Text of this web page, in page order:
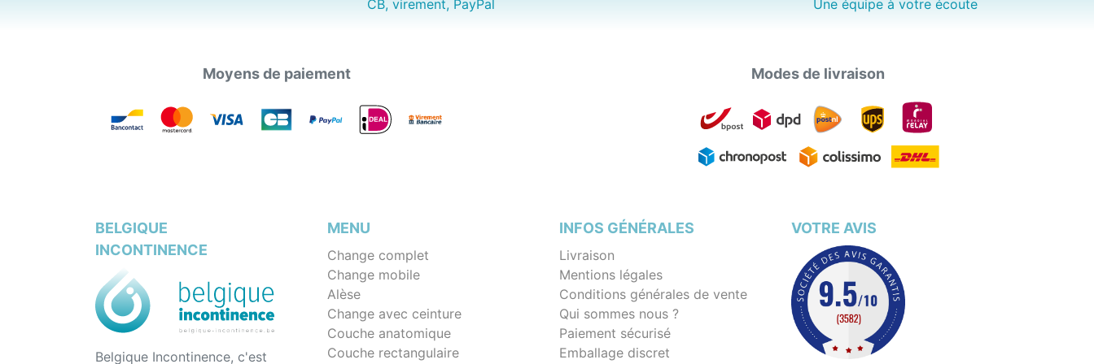
CB, virement, PayPal
Une équipe à votre écoute
Moyens de paiement Modes de livraison
BELGIQUE
INCONTINENCE
Belgique Incontinence, c'est
MENU
Change complet
Change mobile
Alèse
Change avec ceinture
Couche anatomique
Couche rectangulaire
INFOS GÉNÉRALES
Livraison
Mentions légales
Conditions générales de vente
Qui sommes nous ?
Paiement sécurisé
Emballage discret
VOTRE AVIS